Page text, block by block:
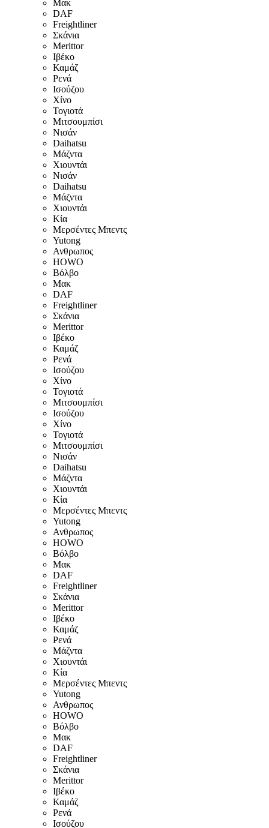
Μακ
DAF
Freightliner
Σκάνια
Merittor
Ιβέκο
Καμάζ
Ρενά
Ισούζου
Χίνο
Τογιοτά
Μιτσουμπίσι
Νισάν
Daihatsu
Μάζντα
Χιουντάι
Νισάν
Daihatsu
Μάζντα
Χιουντάι
Κία
Μερσέντες Μπεντς
Yutong
Ανθρωπος
HOWO
Βόλβο
Μακ
DAF
Freightliner
Σκάνια
Merittor
Ιβέκο
Καμάζ
Ρενά
Ισούζου
Χίνο
Τογιοτά
Μιτσουμπίσι
Ισούζου
Χίνο
Τογιοτά
Μιτσουμπίσι
Νισάν
Daihatsu
Μάζντα
Χιουντάι
Κία
Μερσέντες Μπεντς
Yutong
Ανθρωπος
HOWO
Βόλβο
Μακ
DAF
Freightliner
Σκάνια
Merittor
Ιβέκο
Καμάζ
Ρενά
Μάζντα
Χιουντάι
Κία
Μερσέντες Μπεντς
Yutong
Ανθρωπος
HOWO
Βόλβο
Μακ
DAF
Freightliner
Σκάνια
Merittor
Ιβέκο
Καμάζ
Ρενά
Ισούζου